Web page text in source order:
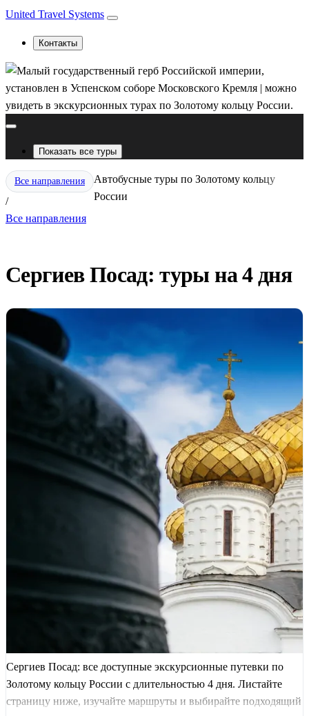
United Travel Systems
Контакты
Показать все туры
Все направления
/
Автобусные туры по Золотому кольцу
России
Все направления
Сергиев Посад: туры на 4 дня
Сергиев Посад: все доступные экскурсионные путевки по
Золотому кольцу России с длительностью 4 дня. Листайте
страницу ниже, изучайте маршруты и выбирайте подходящий